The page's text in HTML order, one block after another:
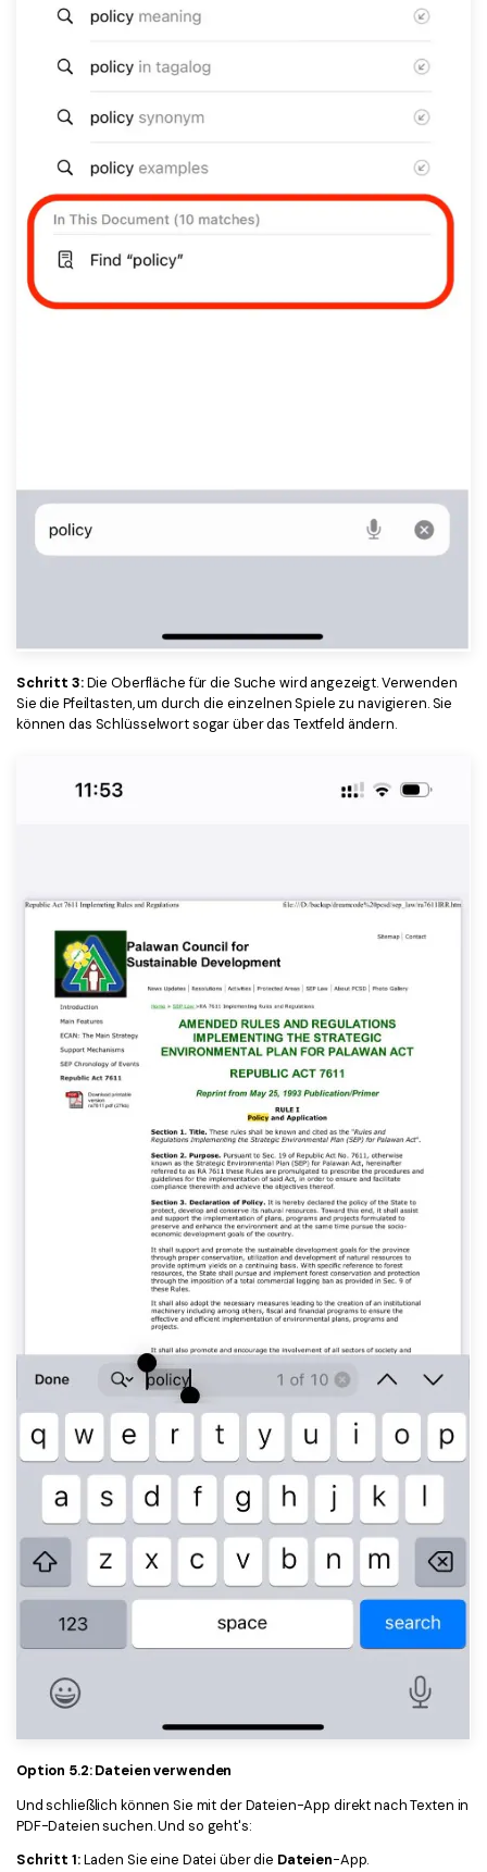
Schritt 3:Die Oberfläche für die Suche wird angezeigt. Verwenden
Sie die Pfeiltasten, um durch die einzelnen Spiele zu navigieren. Sie
können das Schlüsselwort sogar über das Textfeld ändern.
Option 5.2: Dateien verwenden
Und schließlich können Sie mit der Dateien-App direkt nach Texten in
PDF-Dateien suchen. Und so geht's:
Schritt 1:Laden Sie eine Datei über die Dateien-App.